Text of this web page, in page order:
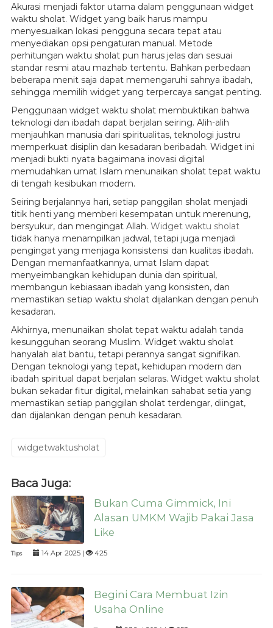
Akurasi menjadi faktor utama dalam penggunaan widget
waktu sholat. Widget yang baik harus mampu
menyesuaikan lokasi pengguna secara tepat atau
menyediakan opsi pengaturan manual. Metode
perhitungan waktu sholat pun harus jelas dan sesuai
standar resmi atau mazhab tertentu. Bahkan perbedaan
beberapa menit saja dapat memengaruhi sahnya ibadah,
sehingga memilih widget yang terpercaya sangat penting.
Penggunaan widget waktu sholat membuktikan bahwa
teknologi dan ibadah dapat berjalan seiring. Alih-alih
menjauhkan manusia dari spiritualitas, teknologi justru
memperkuat disiplin dan kesadaran beribadah. Widget ini
menjadi bukti nyata bagaimana inovasi digital
memudahkan umat Islam menunaikan sholat tepat waktu
di tengah kesibukan modern.
Seiring berjalannya hari, setiap panggilan sholat menjadi
titik henti yang memberi kesempatan untuk merenung,
bersyukur, dan mengingat Allah. Widget waktu sholat
tidak hanya menampilkan jadwal, tetapi juga menjadi
pengingat yang menjaga konsistensi dan kualitas ibadah.
Dengan memanfaatkannya, umat Islam dapat
menyeimbangkan kehidupan dunia dan spiritual,
membangun kebiasaan ibadah yang konsisten, dan
memastikan setiap waktu sholat dijalankan dengan penuh
kesadaran.
Akhirnya, menunaikan sholat tepat waktu adalah tanda
kesungguhan seorang Muslim. Widget waktu sholat
hanyalah alat bantu, tetapi perannya sangat signifikan.
Dengan teknologi yang tepat, kehidupan modern dan
ibadah spiritual dapat berjalan selaras. Widget waktu sholat
bukan sekadar fitur digital, melainkan sahabat setia yang
memastikan setiap panggilan sholat terdengar, diingat,
dan dijalankan dengan penuh kesadaran.
widgetwaktusholat
Baca Juga:
Bukan Cuma Gimmick, Ini
Alasan UMKM Wajib Pakai Jasa
Like
Tips 14 Apr 2025 | 425
Begini Cara Membuat Izin
Usaha Online